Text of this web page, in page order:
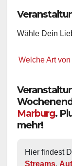
Wähle Dein
Art von
Marburg.
mehr!
Hier findest
Streams,